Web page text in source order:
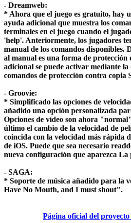
- Dreamweb:
* Ahora que el juego es gratuito, hay
ayuda adicional que muestra los
terminales en el juego cuando el
'help'. Anteriormente, los jugadores
manual de los comandos disponibles.
al manual es una forma de protección
adicional se puede activar mediante la
comandos de protección contra copia
- Groovie:
* Simplificado las opciones de
añadido una opción personalizada
Opciones de vídeo son ahora
último el cambio de la velocidad de
coincida con la velocidad más rápida
de iOS. Puede que sea necesario
nueva configuración que aparezca
- SAGA:
* Soporte de música añadido para la
Have No Mouth, and I must shout".
Página oficial del